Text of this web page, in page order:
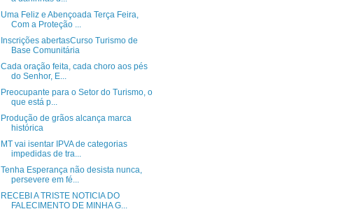
Uma Feliz e Abençoada Terça Feira,
Com a Proteção ...
Inscrições abertasCurso Turismo de
Base Comunitária
Cada oração feita, cada choro aos pés
do Senhor, E...
Preocupante para o Setor do Turismo, o
que está p...
Produção de grãos alcança marca
histórica
MT vai isentar IPVA de categorias
impedidas de tra...
Tenha Esperança não desista nunca,
persevere em fé...
RECEBI A TRISTE NOTICIA DO
FALECIMENTO DE MINHA G...